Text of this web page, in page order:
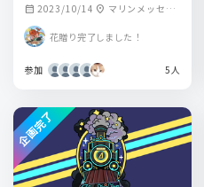
calendar_month 2023/10/14 location_on マリンメッセ福
花贈り完了しました！
参加 5人
企画完了